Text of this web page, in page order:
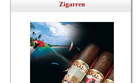
Zigarren